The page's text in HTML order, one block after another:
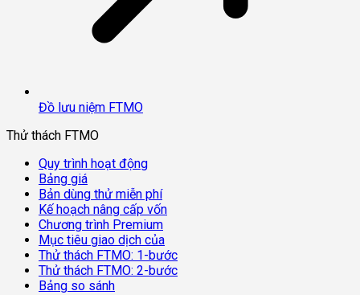
Đồ lưu niệm FTMO
Thử thách FTMO
Quy trình hoạt động
Bảng giá
Bản dùng thử miễn phí
Kế hoạch nâng cấp vốn
Chương trình Premium
Mục tiêu giao dịch của
Thử thách FTMO: 1-bước
Thử thách FTMO: 2-bước
Bảng so sánh